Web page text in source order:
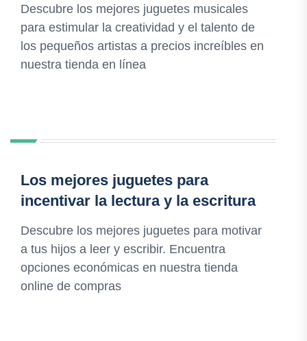
Descubre los mejores juguetes musicales
para estimular la creatividad y el talento de
los pequeños artistas a precios increíbles en
nuestra tienda en línea
Los mejores juguetes para
incentivar la lectura y la escritura
Descubre los mejores juguetes para motivar
a tus hijos a leer y escribir. Encuentra
opciones económicas en nuestra tienda
online de compras